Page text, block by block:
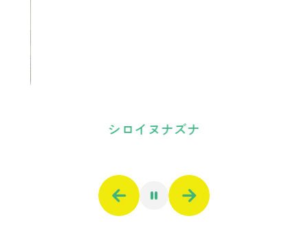
シロイヌナズナ